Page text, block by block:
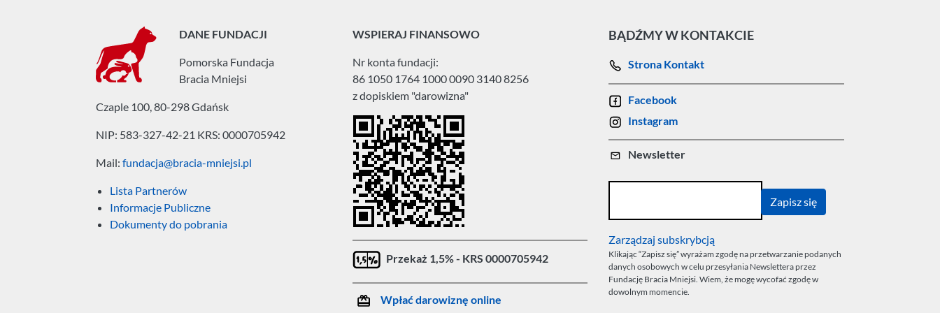
DANE FUNDACJI
Pomorska Fundacja
Bracia Mniejsi
Czaple 100, 80-298 Gdańsk
NIP: 583-327-42-21 KRS: 0000705942
Mail: fundacja@bracia-mniejsi.pl
Lista Partnerów
Informacje Publiczne
Dokumenty do pobrania
WSPIERAJ FINANSOWO
Nr konta fundacji:
86 1050 1764 1000 0090 3140 8256
z dopiskiem "darowizna"
Przekaż 1,5% - KRS 0000705942
Wpłać darowiznę online
BĄDŹMY W KONTAKCIE
Strona Kontakt
Facebook
Instagram
Newsletter
Zarządzaj subskrybcją
Klikając “Zapisz się” wyrażam zgodę na przetwarzanie podanych
danych osobowych w celu przesyłania Newslettera przez
Fundację Bracia Mniejsi. Wiem, że mogę wycofać zgodę w
dowolnym momencie.